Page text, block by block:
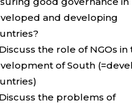
and developing
Discuss the role of NGOs in
of South
Discuss the problems of